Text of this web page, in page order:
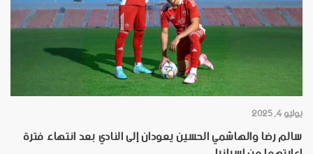
يوليو 4, 2025
سالم رضا والهاشمي الحسين يعودان إلى النادي بعد انتهاء فترة